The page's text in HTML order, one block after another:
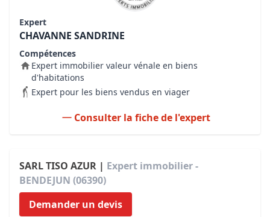
Expert
CHAVANNE SANDRINE
Compétences
Expert immobilier valeur vénale en biens
d'habitations
Expert pour les biens vendus en viager
Consulter la fiche de l'expert
SARL TISO AZUR | Expert immobilier -
BENDEJUN (06390)
Demander un devis